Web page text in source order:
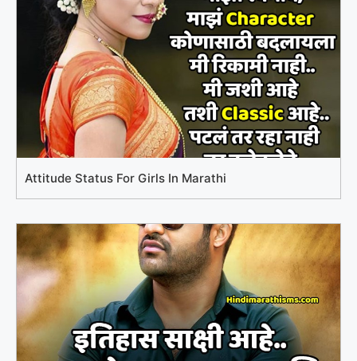
Attitude Status For Girls In Marathi